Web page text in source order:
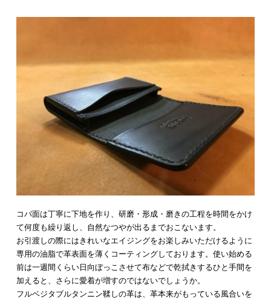
コバ面は丁寧に下地を作り、研磨・形成・磨きの工程を時間をかけ
て何度も繰り返し、自然なつやが出るまでおこないます。
お引渡しの際にはきれいなエイジングをお楽しみいただけるように
専用の油脂で革表面を薄くコーティングしております。使い始める
前は一週間くらい日向ぼっこさせて布などで乾拭きするひと手間を
加えると、さらに愛着が増すのではないでしょうか。
フルベジタブルタンニン鞣しの革は、革本来がもっている風合いを